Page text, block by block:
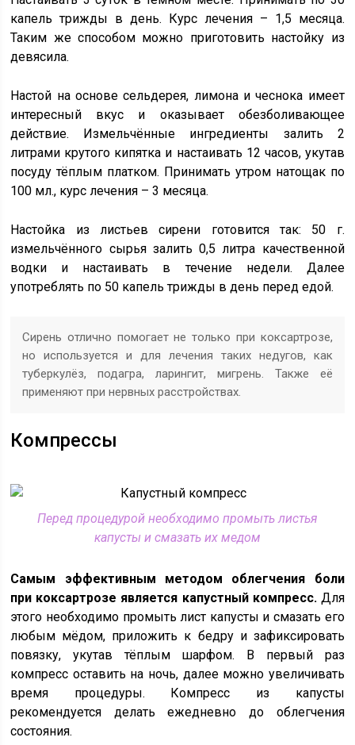
капель трижды в день. Курс лечения – 1,5 месяца.
Таким же способом можно приготовить настойку из
девясила.
Настой на основе сельдерея, лимона и чеснока имеет
интересный вкус и оказывает обезболивающее
действие. Измельчённые ингредиенты залить 2
литрами крутого кипятка и настаивать 12 часов, укутав
посуду тёплым платком. Принимать утром натощак по
100 мл., курс лечения – 3 месяца.
Настойка из листьев сирени готовится так: 50 г.
измельчённого сырья залить 0,5 литра качественной
водки и настаивать в течение недели. Далее
употреблять по 50 капель трижды в день перед едой.
Сирень отлично помогает не только при коксартрозе,
но используется и для лечения таких недугов, как
туберкулёз, подагра, ларингит, мигрень. Также её
применяют при нервных расстройствах.
Компрессы
Перед процедурой необходимо промыть листья
капусты и смазать их медом
Самым эффективным методом облегчения боли
при коксартрозе является капустный компресс.Для
этого необходимо промыть лист капусты и смазать его
любым мёдом, приложить к бедру и зафиксировать
повязку, укутав тёплым шарфом. В первый раз
компресс оставить на ночь, далее можно увеличивать
время процедуры. Компресс из капусты
рекомендуется делать ежедневно до облегчения
состояния.